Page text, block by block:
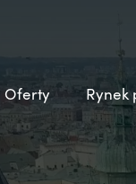
Oferty Rynek